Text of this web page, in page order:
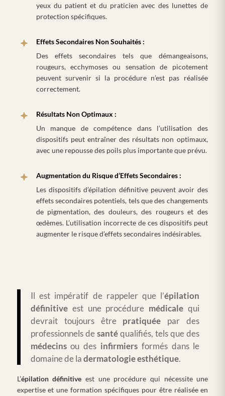
yeux du patient et du praticien avec des lunettes de
protection spécifiques.
Effets Secondaires Non Souhaités :
Des effets secondaires tels que démangeaisons,
rougeurs, ecchymoses ou sensation de picotement
peuvent survenir si la procédure n’est pas réalisée
correctement.
Résultats Non Optimaux :
Un manque de compétence dans l’utilisation des
dispositifs peut entraîner des résultats non optimaux,
avec une repousse des poils plus importante que prévu.
Augmentation du Risque d’Effets Secondaires :
Les dispositifs d’épilation définitive peuvent avoir des
effets secondaires potentiels, tels que des changements
de pigmentation, des douleurs, des rougeurs et des
œdèmes. L’utilisation incorrecte de ces dispositifs peut
augmenter le risque d’effets secondaires indésirables.
Il est impératif de rappeler que l’épilation
définitive est une procédure médicale qui
devrait toujours être pratiquée par des
professionnels desantéqualifiés, tels que des
médecinsou des infirmiers formés dans le
domaine de ladermatologieesthétique.
L’épilation définitive est une procédure qui nécessite une
expertise et une formation spécifiques pour être réalisée en